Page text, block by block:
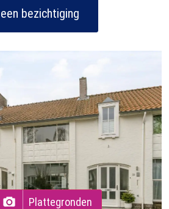
bezichtiging
Plattegronden